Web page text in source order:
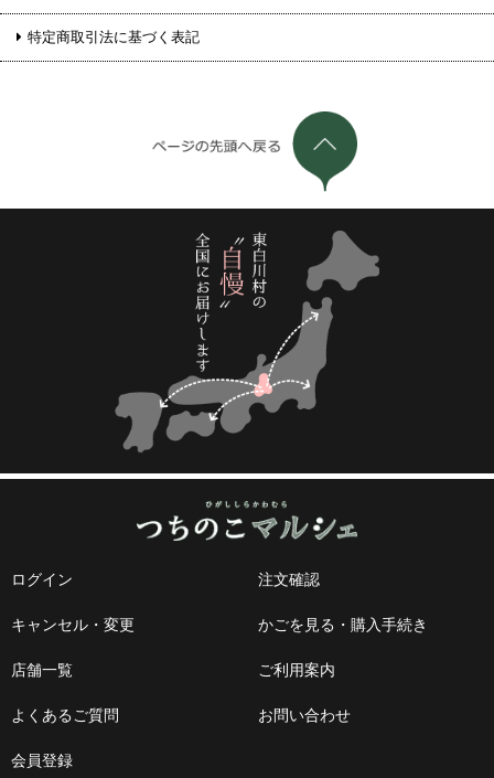
特定商取引法に基づく表記
ログイン 注文確認
キャンセル・変更 かごを見る・購入手続き
店舗一覧 ご利用案内
よくあるご質問 お問い合わせ
会員登録